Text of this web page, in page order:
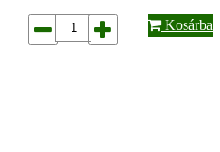
Kosárba